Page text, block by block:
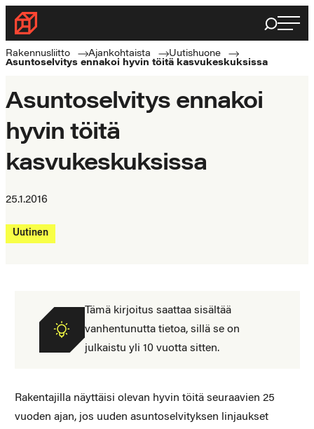
Siirry
suoraan
sisältöön
Rakennusliitto
Rakennusalan
ammattilaisten
Haku
Rakennusliitto Ajankohtaista
Uutishuone
Asuntoselvitys ennakoi hyvin töitä kasvukeskuksissa
Asuntoselvitys ennakoi
hyvin töitä
kasvukeskuksissa
25.1.2016
Uutinen
Tämä kirjoitus saattaa sisältää
vanhentunutta tietoa, sillä se on
julkaistu yli 10 vuotta sitten.
Rakentajilla näyttäisi olevan hyvin töitä seuraavien 25
vuoden ajan, jos uuden asuntoselvityksen linjaukset